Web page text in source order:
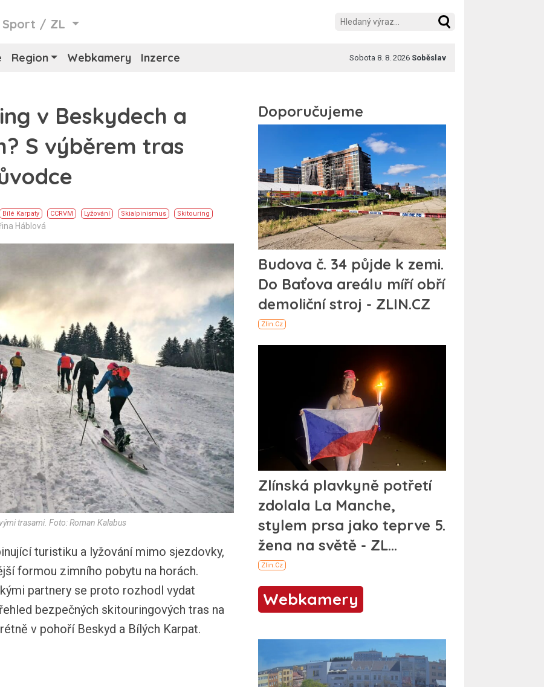
Sport / ZL
Region Webkamery Inzerce Sobota 8. 8. 2026 Soběslav
v Beskydech a
S výběrem tras
Bílé Karpaty CCRVM Lyžování Skialpinismus
Skitouring
Háblová
trasami. Foto: Roman Kalabus
turistiku a lyžování mimo sjezdovky,
formou zimního pobytu na horách.
partnery se proto rozhodl vydat
bezpečných skitouringových tras na
v pohoří Beskyd a Bílých Karpat.
Webkamery